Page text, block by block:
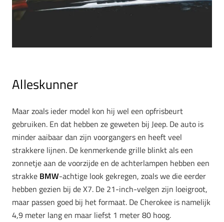
Alleskunner
Maar zoals ieder model kon hij wel een opfrisbeurt
gebruiken. En dat hebben ze geweten bij Jeep. De auto is
minder aaibaar dan zijn voorgangers en heeft veel
strakkere lijnen. De kenmerkende grille blinkt als een
zonnetje aan de voorzijde en de achterlampen hebben een
strakke BMW-achtige look gekregen, zoals we die eerder
hebben gezien bij de X7. De 21-inch-velgen zijn loeigroot,
maar passen goed bij het formaat. De Cherokee is namelijk
4,9 meter lang en maar liefst 1 meter 80 hoog.